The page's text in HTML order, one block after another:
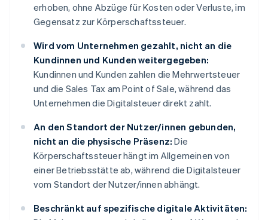
erhoben, ohne Abzüge für Kosten oder Verluste, im
Gegensatz zur Körperschaftssteuer.
Wird vom Unternehmen gezahlt, nicht an die
Kundinnen und Kunden weitergegeben:
Kundinnen und Kunden zahlen die Mehrwertsteuer
und die Sales Tax am Point of Sale, während das
Unternehmen die Digitalsteuer direkt zahlt.
An den Standort der Nutzer/innen gebunden,
nicht an die physische Präsenz: Die
Körperschaftssteuer hängt im Allgemeinen von
einer Betriebsstätte ab, während die Digitalsteuer
vom Standort der Nutzer/innen abhängt.
Beschränkt auf spezifische digitale Aktivitäten: